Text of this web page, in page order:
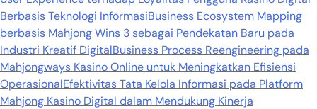
Berbasis Teknologi InformasiBusiness Ecosystem Mapping
berbasis Mahjong Wins 3 sebagai Pendekatan Baru pada
Industri Kreatif DigitalBusiness Process Reengineering pada
Mahjongways Kasino Online untuk Meningkatkan Efisiensi
OperasionalEfektivitas Tata Kelola Informasi pada Platform
Mahjong Kasino Digital dalam Mendukung Kinerja